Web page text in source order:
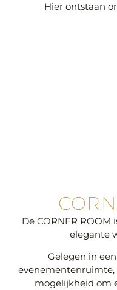
Hier ontstaan
De CORNER
elegante
Gelegen in
evenementenruimte,
mogelijkheid om